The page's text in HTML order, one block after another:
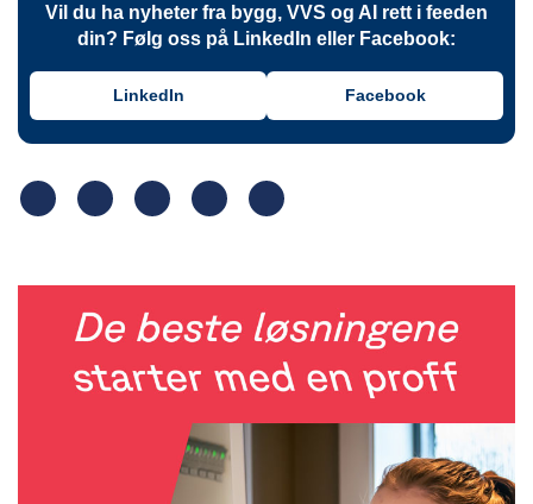
Vil du ha nyheter fra bygg, VVS og AI rett i feeden
din? Følg oss på LinkedIn eller Facebook:
LinkedIn Facebook